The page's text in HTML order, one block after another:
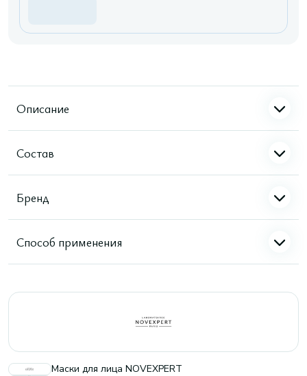
Описание
Состав
Бренд
Способ применения
Маски для лица NOVEXPERT